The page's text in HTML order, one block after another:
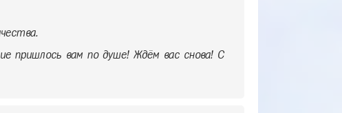
пришлось вам по душе! Ждём вас снова! С